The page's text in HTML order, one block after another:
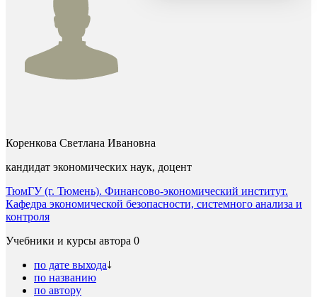
Коренкова Светлана Ивановна
кандидат экономических наук, доцент
ТюмГУ (г. Тюмень). Финансово-экономический институт.
Кафедра экономической безопасности, системного анализа и
контроля
Учебники и курсы автора 0
по дате выхода
по названию
по автору